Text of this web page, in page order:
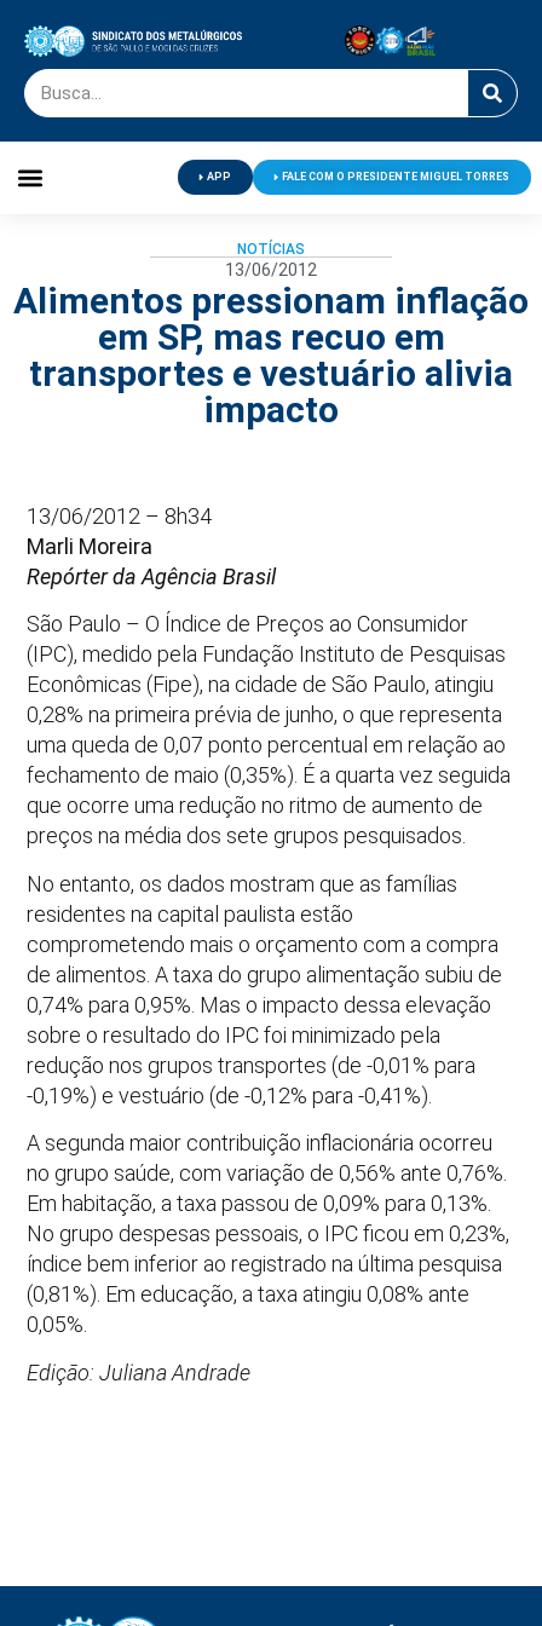
APP FALE COM O PRESIDENTE MIGUEL TORRES
NOTÍCIAS
13/06/2012
Alimentos pressionam inflação
em SP, mas recuo em
transportes e vestuário alivia
impacto
13/06/2012 – 8h34
Marli Moreira
Repórter da Agência Brasil
São Paulo – O Índice de Preços ao Consumidor
(IPC), medido pela Fundação Instituto de Pesquisas
Econômicas (Fipe), na cidade de São Paulo, atingiu
0,28% na primeira prévia de junho, o que representa
uma queda de 0,07 ponto percentual em relação ao
fechamento de maio (0,35%). É a quarta vez seguida
que ocorre uma redução no ritmo de aumento de
preços na média dos sete grupos pesquisados.
No entanto, os dados mostram que as famílias
residentes na capital paulista estão
comprometendo mais o orçamento com a compra
de alimentos. A taxa do grupo alimentação subiu de
0,74% para 0,95%. Mas o impacto dessa elevação
sobre o resultado do IPC foi minimizado pela
redução nos grupos transportes (de -0,01% para
-0,19%) e vestuário (de -0,12% para -0,41%).
A segunda maior contribuição inflacionária ocorreu
no grupo saúde, com variação de 0,56% ante 0,76%.
Em habitação, a taxa passou de 0,09% para 0,13%.
No grupo despesas pessoais, o IPC ficou em 0,23%,
índice bem inferior ao registrado na última pesquisa
(0,81%). Em educação, a taxa atingiu 0,08% ante
0,05%.
Edição: Juliana Andrade